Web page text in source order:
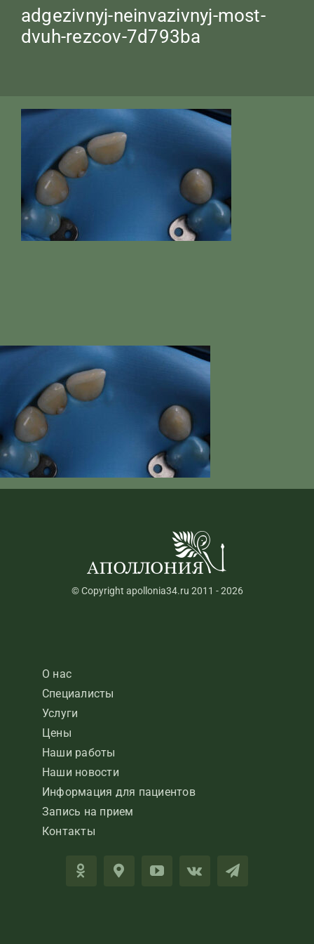
adgezivnyj-neinvazivnyj-most-
dvuh-rezcov-7d793ba
© Copyright apollonia34.ru 2011 - 2026
О нас
Специалисты
Услуги
Цены
Наши работы
Наши новости
Информация для пациентов
Запись на прием
Контакты